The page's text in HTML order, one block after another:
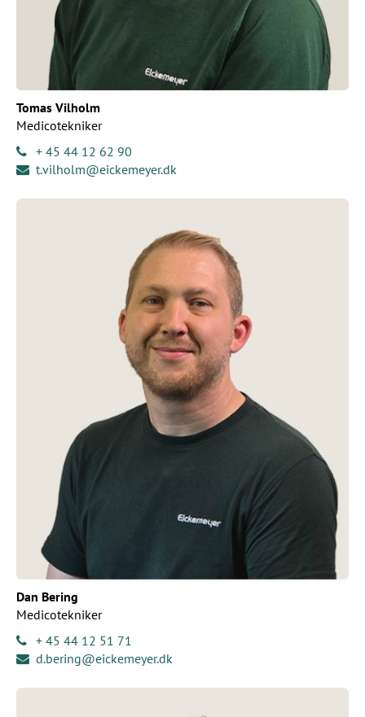
Tomas Vilholm
Medicotekniker
+ 45 44 12 62 90
t.vilholm@eickemeyer.dk
Dan Bering
Medicotekniker
+ 45 44 12 51 71
d.bering@eickemeyer.dk